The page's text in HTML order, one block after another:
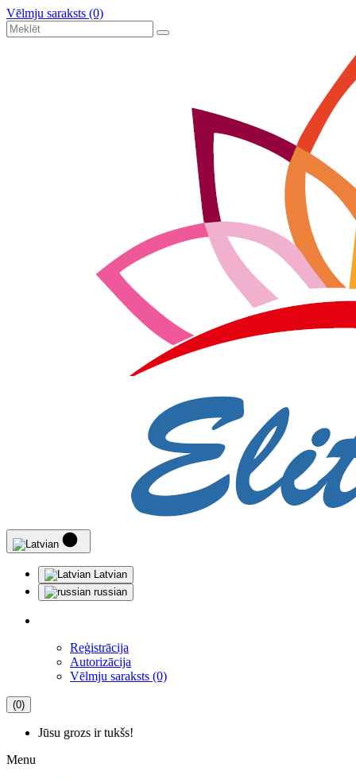
Vēlmju saraksts (0)
Latvian
russian
Reģistrācija
Autorizācija
Vēlmju saraksts (0)
(0)
Jūsu grozs ir tukšs!
Menu